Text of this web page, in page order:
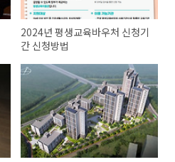
2024년 평생교육바우처 신청기
간 신청방법